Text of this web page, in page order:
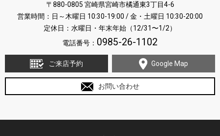
〒880-0805 宮崎県宮崎市橘通東3丁目4-6
営業時間：日～木曜日 10:30-19:00 / 金・土曜日 10:30-20:00
定休日：水曜日・年末年始（12/31〜1/2）
電話番号： 0985-26-1102
ご来店予約 Google Map
お問い合わせ